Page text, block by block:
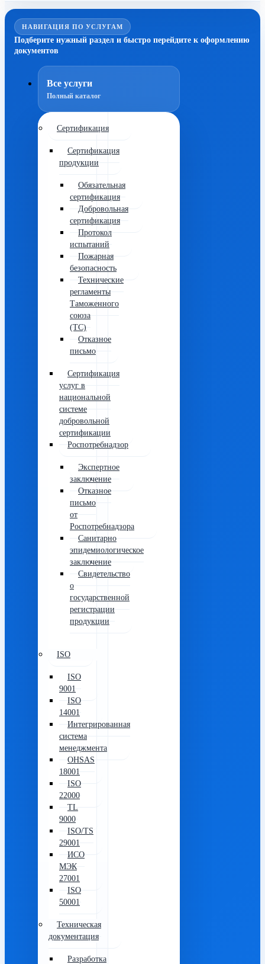
НАВИГАЦИЯ ПО УСЛУГАМ
Подберите нужный раздел и быстро перейдите к оформлению
документов
Все услуги
Полный каталог
Сертификация
Сертификация
продукции
Обязательная
сертификация
Добровольная
сертификация
Протокол
испытаний
Пожарная
безопасность
Технические
регламенты
Таможенного
союза
(ТС)
Отказное
письмо
Сертификация
услуг в
национальной
системе
добровольной
сертификации
Роспотребнадзор
Экспертное
заключение
Отказное
письмо
от
Роспотребнадзора
Санитарно
эпидемиологическое
заключение
Свидетельство
о
государственной
регистрации
продукции
ISO
ISO
9001
ISO
14001
Интегрированная
система
менеджмента
OHSAS
18001
ISO
22000
TL
9000
ISO/TS
29001
ИСО
МЭК
27001
ISO
50001
Техническая
документация
Разработка